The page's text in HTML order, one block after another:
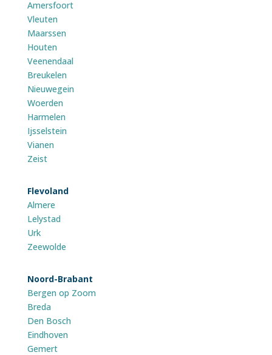
Amersfoort
Vleuten
Maarssen
Houten
Veenendaal
Breukelen
Nieuwegein
Woerden
Harmelen
Ijsselstein
Vianen
Zeist
Flevoland
Almere
Lelystad
Urk
Zeewolde
Noord-Brabant
Bergen op Zoom
Breda
Den Bosch
Eindhoven
Gemert